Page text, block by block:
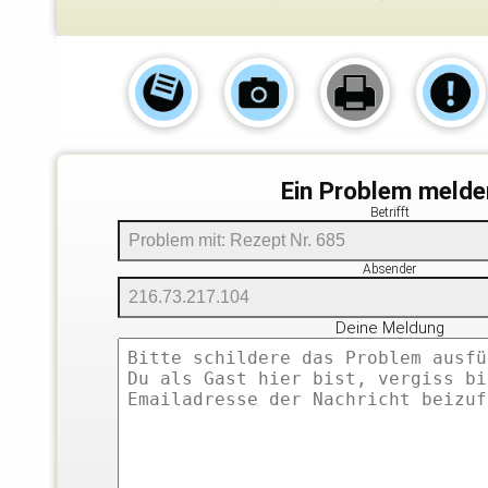
Ein Problem
Betrifft
Absender
Deine Meldung